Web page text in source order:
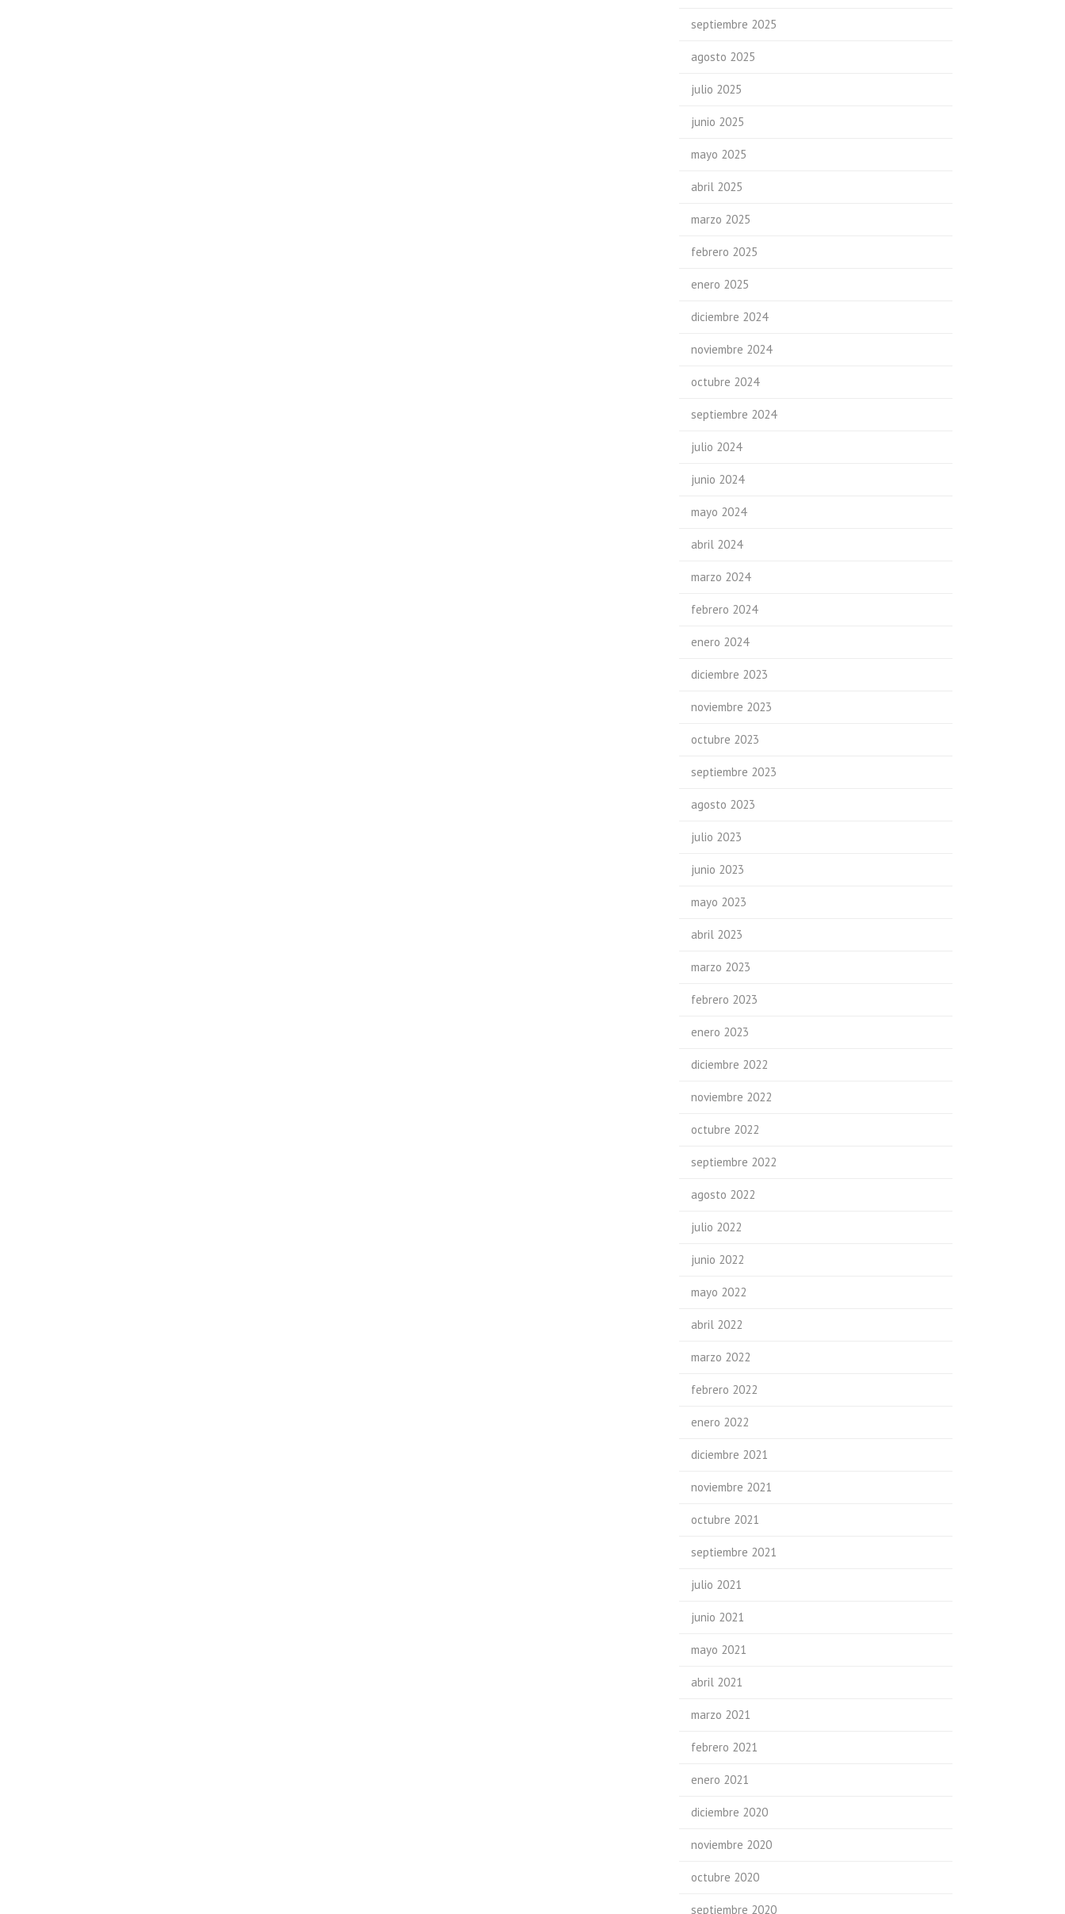
septiembre 2025
agosto 2025
julio 2025
junio 2025
mayo 2025
abril 2025
marzo 2025
febrero 2025
enero 2025
diciembre 2024
noviembre 2024
octubre 2024
septiembre 2024
julio 2024
junio 2024
mayo 2024
abril 2024
marzo 2024
febrero 2024
enero 2024
diciembre 2023
noviembre 2023
octubre 2023
septiembre 2023
agosto 2023
julio 2023
junio 2023
mayo 2023
abril 2023
marzo 2023
febrero 2023
enero 2023
diciembre 2022
noviembre 2022
octubre 2022
septiembre 2022
agosto 2022
julio 2022
junio 2022
mayo 2022
abril 2022
marzo 2022
febrero 2022
enero 2022
diciembre 2021
noviembre 2021
octubre 2021
septiembre 2021
julio 2021
junio 2021
mayo 2021
abril 2021
marzo 2021
febrero 2021
enero 2021
diciembre 2020
noviembre 2020
octubre 2020
septiembre 2020